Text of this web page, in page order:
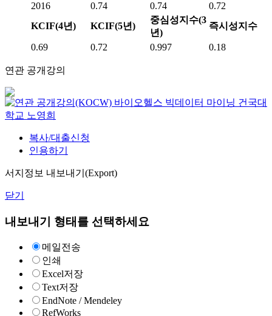
2016 0.74 0.74
0.72
KCIF(4년)
KCIF(5년)
중심성지수(3
년)
즉시성지수
0.69 0.72 0.997 0.18
연관 공개강의
바이오헬스 빅데이터 마이닝 건국대
학교 노영희
복사/대출신청
인용하기
서지정보 내보내기(Export)
닫기
내보내기 형태를 선택하세요
메일전송
인쇄
Excel저장
Text저장
EndNote / Mendeley
RefWorks